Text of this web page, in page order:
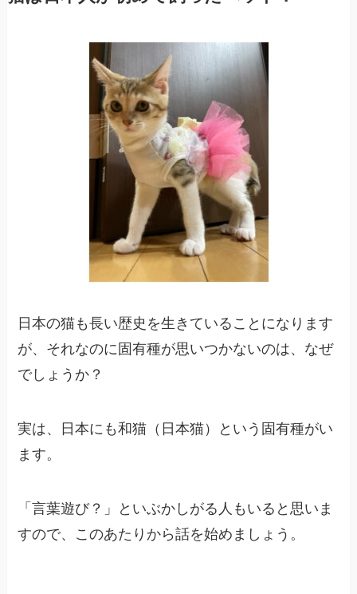
日本の猫も長い歴史を生きていることになります
が、それなのに固有種が思いつかないのは、なぜ
でしょうか？
実は、日本にも和猫（日本猫）という固有種がい
ます。
「言葉遊び？」といぶかしがる人もいると思いま
すので、このあたりから話を始めましょう。